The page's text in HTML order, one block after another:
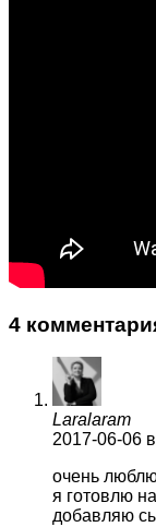
4
Laralaram
2017-06-06
очень
я готовлю
добавляю